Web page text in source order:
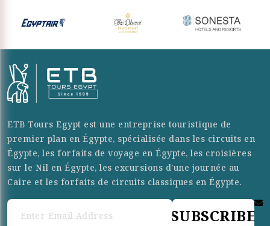
ETB Tours Egypt est une entreprise touristique de
premier plan en Égypte, spécialisée dans les circuits en
Égypte, les forfaits de voyage en Égypte, les croisières
sur le Nil en Égypte, les excursions d'une journée au
Caire et les forfaits de circuits classiques en Égypte.
SUBSCRIBE